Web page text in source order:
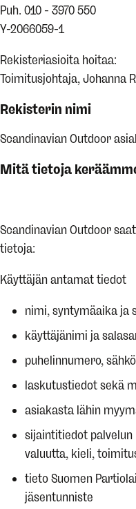
Puh. 010 - 3970 550
Y-2066059-1
Rekisteriasioita hoitaa:
Toimitusjohtaja, Johanna
Rekisterin nimi
Scandinavian Outdoor
Mitä tietoja
Scandinavian Outdoor
tietoja:
Käyttäjän antamat tiedot
nimi, syntymäaika ja
käyttäjänimi ja
puhelinnumero,
laskutustiedot sekä
asiakasta lähin
sijaintitiedot
valuutta, kieli,
tieto Suomen
jäsentunniste